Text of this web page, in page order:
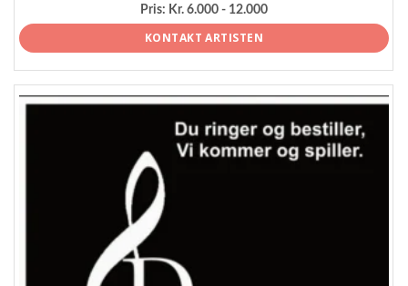
Pris: Kr. 6.000 - 12.000
KONTAKT ARTISTEN